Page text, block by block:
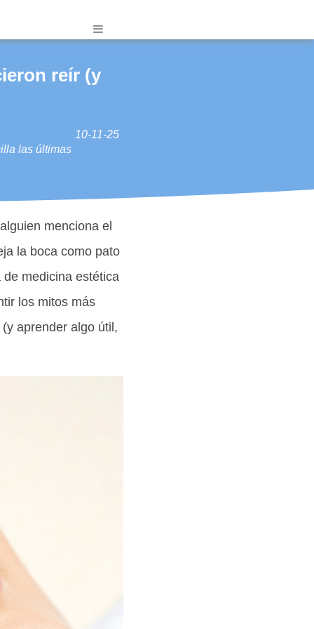
reír (y
10-11-25
las últimas
menciona el
la boca como pato
medicina estética
los mitos más
aprender algo útil,